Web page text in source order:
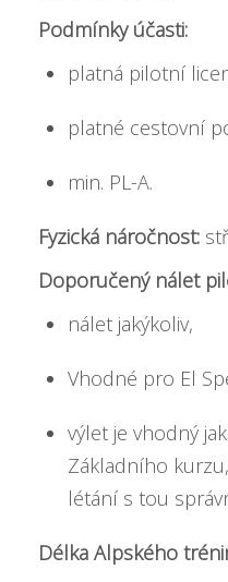
Podmínky účasti:
platná pilotní
platné cestovní
min. PL-A.
Fyzická náročnost:
Doporučený nálet
nálet jakýkoliv,
Vhodné pro El
výlet je vhodný
Základního
létání s tou
Délka Alpského